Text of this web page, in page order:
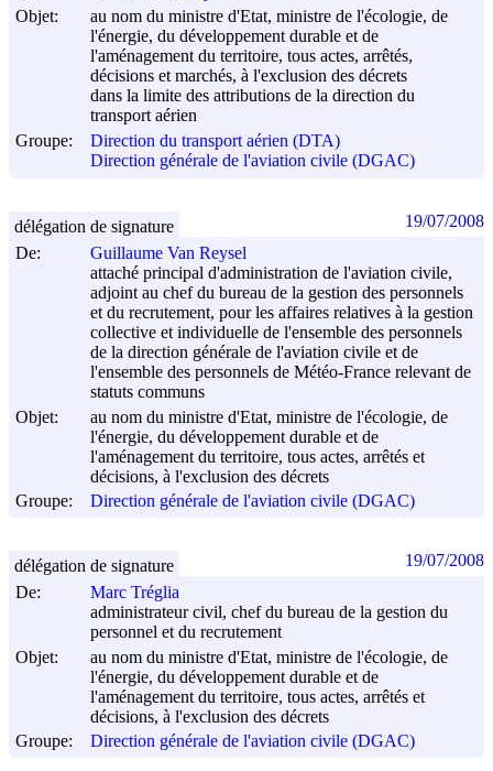
Objet:
au nom du ministre d'Etat, ministre de l'écologie, de
l'énergie, du développement durable et de
l'aménagement du territoire, tous actes, arrêtés,
décisions et marchés, à l'exclusion des décrets
dans la limite des attributions de la direction du
transport aérien
Groupe:
Direction du transport aérien (DTA)
Direction générale de l'aviation civile (DGAC)
De:
Guillaume Van Reysel
attaché principal d'administration de l'aviation civile,
adjoint au chef du bureau de la gestion des personnels
et du recrutement, pour les affaires relatives à la gestion
collective et individuelle de l'ensemble des personnels
de la direction générale de l'aviation civile et de
l'ensemble des personnels de Météo-France relevant de
statuts communs
Objet:
au nom du ministre d'Etat, ministre de l'écologie, de
l'énergie, du développement durable et de
l'aménagement du territoire, tous actes, arrêtés et
décisions, à l'exclusion des décrets
Groupe:
Direction générale de l'aviation civile (DGAC)
délégation de signature 19/07/2008
De:
Marc Tréglia
administrateur civil, chef du bureau de la gestion du
personnel et du recrutement
Objet:
au nom du ministre d'Etat, ministre de l'écologie, de
l'énergie, du développement durable et de
l'aménagement du territoire, tous actes, arrêtés et
décisions, à l'exclusion des décrets
Groupe:
Direction générale de l'aviation civile (DGAC)
délégation de signature 19/07/2008